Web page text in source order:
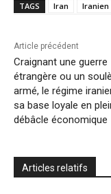
TAGS Iran Iranien
Article précédent
Craignant une guerre
étrangère ou un
armé, le régime
sa base loyale en
débâcle économique
Articles relatifs